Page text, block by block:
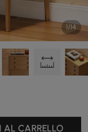
1/14
AL CARRELLO